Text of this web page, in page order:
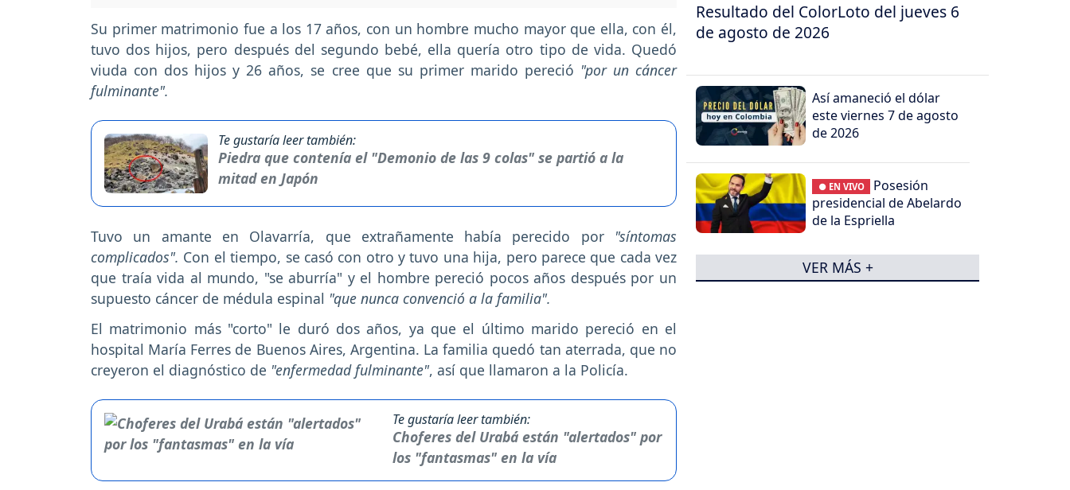
Su primer matrimonio fue a los 17 años, con un hombre mucho mayor que ella, con él,
tuvo dos hijos, pero después del segundo bebé, ella quería otro tipo de vida. Quedó
viuda con dos hijos y 26 años, se cree que su primer marido pereció "por un cáncer
fulminante".
Te gustaría leer también:
Piedra que contenía el "Demonio de las 9 colas" se partió a la
mitad en Japón
Tuvo un amante en Olavarría, que extrañamente había perecido por "síntomas
complicados". Con el tiempo, se casó con otro y tuvo una hija, pero parece que cada vez
que traía vida al mundo, "se aburría" y el hombre pereció pocos años después por un
supuesto cáncer de médula espinal "que nunca convenció a la familia".
El matrimonio más "corto" le duró dos años, ya que el último marido pereció en el
hospital María Ferres de Buenos Aires, Argentina. La familia quedó tan aterrada, que no
creyeron el diagnóstico de "enfermedad fulminante", así que llamaron a la Policía.
Te gustaría leer también:
Choferes del Urabá están "alertados" por
los "fantasmas" en la vía
Resultado del ColorLoto del jueves 6
de agosto de 2026
Así amaneció el dólar
este viernes 7 de agosto
de 2026
● EN VIVO
Posesión
presidencial de Abelardo
de la Espriella
VER MÁS +